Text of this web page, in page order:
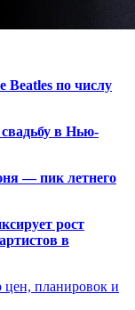
Beatles по числу
в Нью-
— пик летнего
рост
в
цен, планировок и